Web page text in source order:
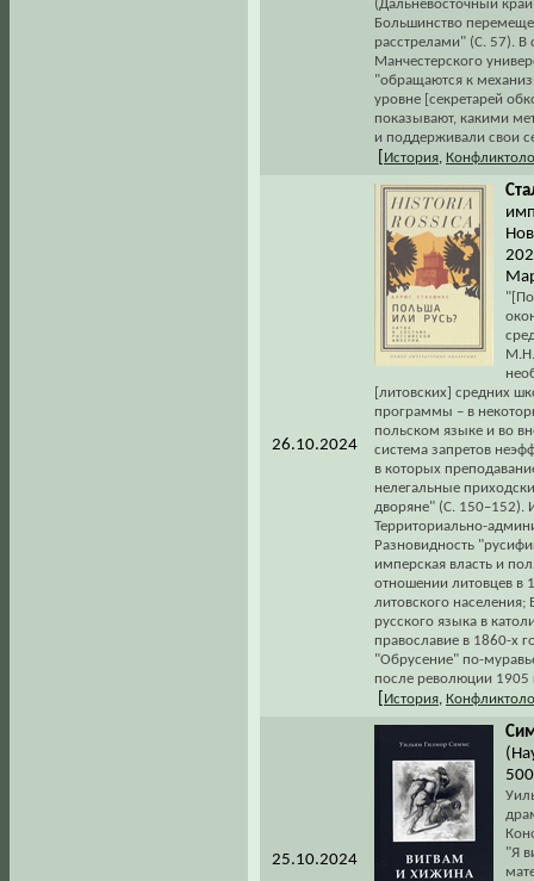
(Дальневосточный
Большинство
расстрелами" (С. 57).
Манчестерского
"обращаются к
уровне [секретарей
показывают, какими
и поддерживали свои
История
26.10.2024
М.Н.
[литовских] средних
программы – в
польском языке и во
система запретов
в которых
нелегальные
дворяне" (С. 150–152).
Территориально-
Разновидность
имперская власть и
отношении литовцев в
литовского
русского языка в
православие в 1860-х
"Обрусение" по-
после революции 1905
История
25.10.2024
"Я